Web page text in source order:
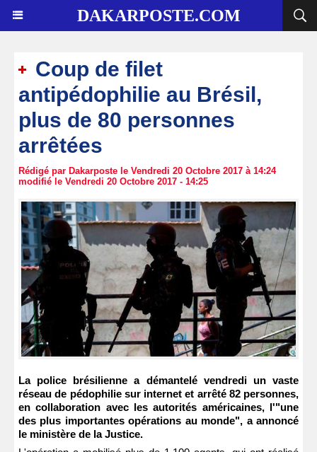
DAKARPOSTE.COM
Coup de filet
antipédophilie au Brésil,
plus de 80 personnes
arrêtées
Rédigé par Dakarposte le Vendredi 20 Octobre 2017 à 14:24
modifié le Vendredi 20 Octobre 2017 - 14:25
La police brésilienne a démantelé vendredi un vaste
réseau de pédophilie sur internet et arrêté 82 personnes,
en collaboration avec les autorités américaines, l'"une
des plus importantes opérations au monde", a annoncé
le ministère de la Justice.